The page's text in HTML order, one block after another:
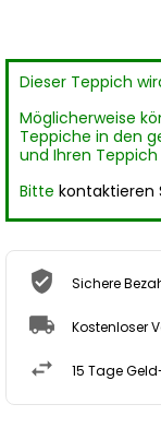
Dieser Teppich
Möglicherweise
Teppiche in den
und Ihren
Bitte kontaktieren
Sichere
Kostenloser
15 Tage